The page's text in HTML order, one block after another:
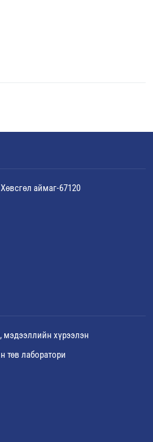
аймаг-67120
мэдээллийн хүрээлэн
төв лаборатори